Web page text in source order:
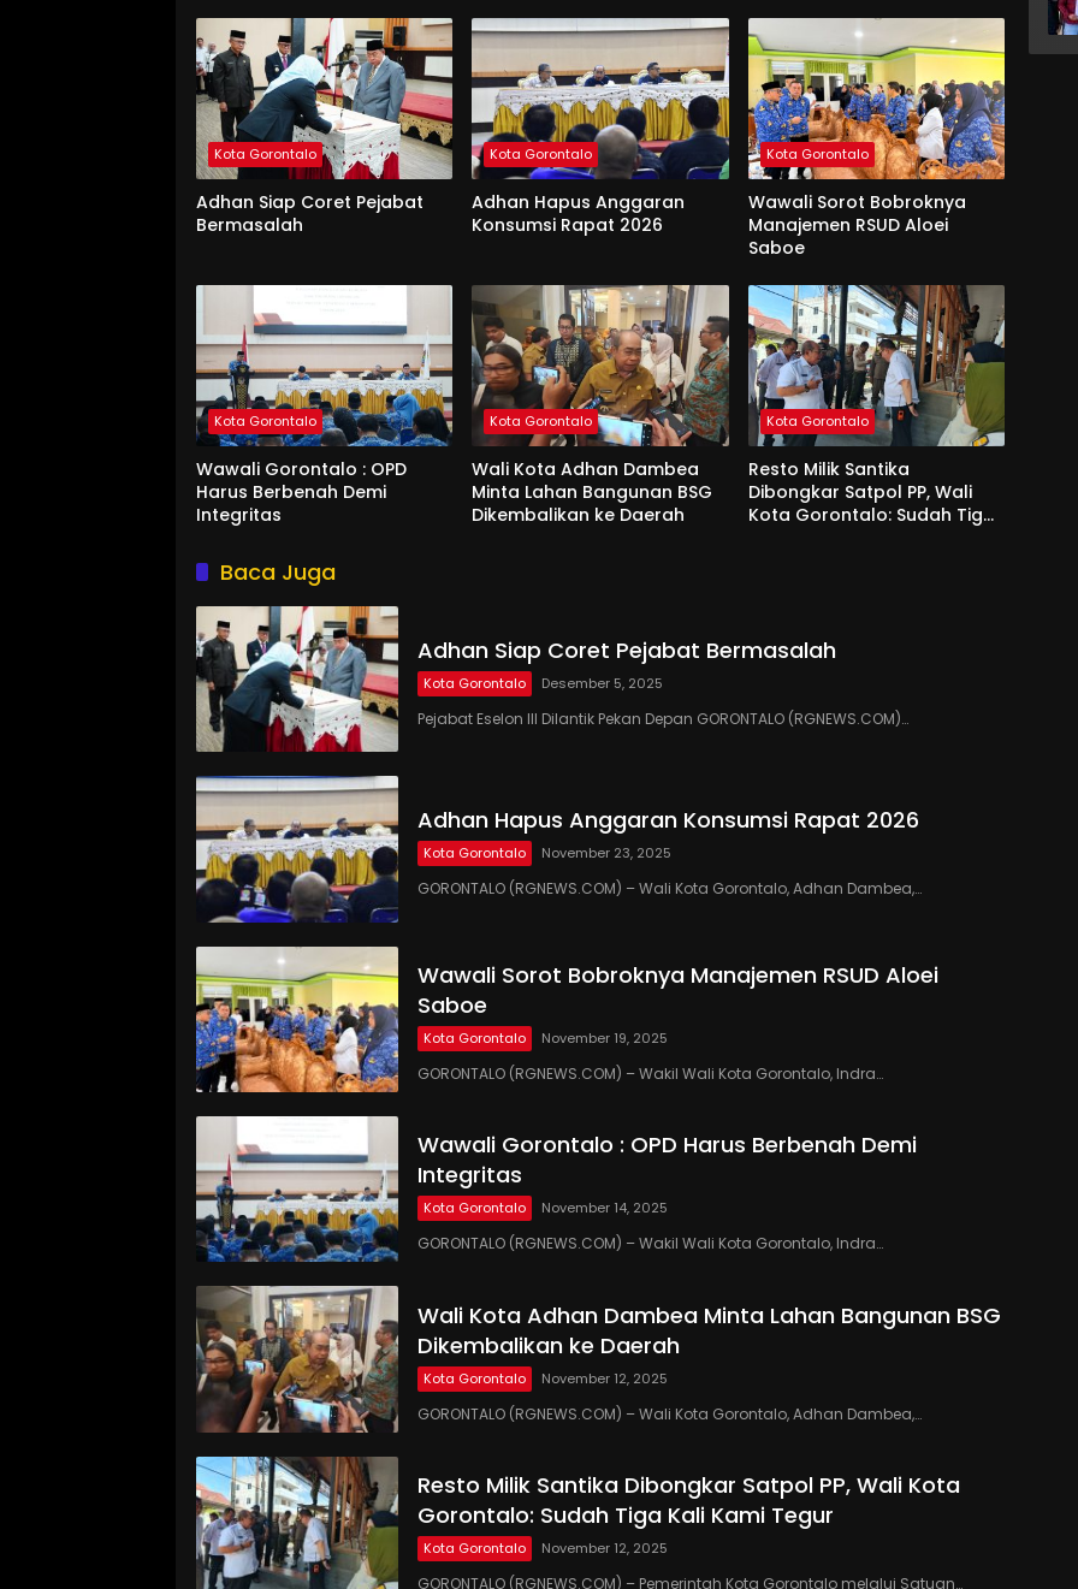
Kota Gorontalo
Adhan Siap Coret Pejabat
Bermasalah
Kota Gorontalo
Adhan Hapus Anggaran
Konsumsi Rapat 2026
Kota Gorontalo
Wawali Sorot Bobroknya
Manajemen RSUD Aloei
Saboe
Kota Gorontalo
Wawali Gorontalo : OPD
Harus Berbenah Demi
Integritas
Kota Gorontalo
Wali Kota Adhan Dambea
Minta Lahan Bangunan BSG
Dikembalikan ke Daerah
Kota Gorontalo
Resto Milik Santika
Dibongkar Satpol PP, Wali
Kota Gorontalo: Sudah Tiga
Baca Juga
Adhan Siap Coret Pejabat Bermasalah
Kota Gorontalo Desember 5, 2025
Pejabat Eselon III Dilantik Pekan Depan GORONTALO (RGNEWS.COM)…
Adhan Hapus Anggaran Konsumsi Rapat 2026
Kota Gorontalo November 23, 2025
GORONTALO (RGNEWS.COM) – Wali Kota Gorontalo, Adhan Dambea,…
Wawali Sorot Bobroknya Manajemen RSUD Aloei
Saboe
Kota Gorontalo November 19, 2025
GORONTALO (RGNEWS.COM) – Wakil Wali Kota Gorontalo, Indra…
Wawali Gorontalo : OPD Harus Berbenah Demi
Integritas
Kota Gorontalo November 14, 2025
GORONTALO (RGNEWS.COM) – Wakil Wali Kota Gorontalo, Indra…
Wali Kota Adhan Dambea Minta Lahan Bangunan BSG
Dikembalikan ke Daerah
Kota Gorontalo November 12, 2025
GORONTALO (RGNEWS.COM) – Wali Kota Gorontalo, Adhan Dambea,…
Resto Milik Santika Dibongkar Satpol PP, Wali Kota
Gorontalo: Sudah Tiga Kali Kami Tegur
Kota Gorontalo November 12, 2025
GORONTALO (RGNEWS.COM) – Pemerintah Kota Gorontalo melalui Satuan…